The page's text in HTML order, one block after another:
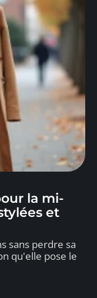
la mi-
et
sans perdre sa
qu'elle pose le